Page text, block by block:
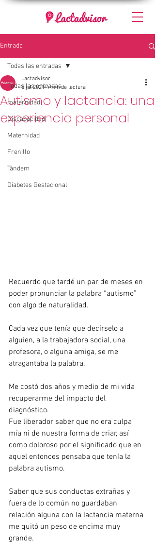
Entrada
Todas las entradas
maternidad
Discapacidad
Maternidad
Frenillo
Tándem
Diabetes Gestacional
Todas las entradas
Autismo y lactancia: una
experiencia personal
Lactadvisor
5 jul 2021 4 min de lectura
Recuerdo que tardé un par de meses en
poder pronunciar la palabra “autismo”
con algo de naturalidad.
Cada vez que tenía que decírselo a
alguien, a la trabajadora social, una
profesora, o alguna amiga, se me
atragantaba la palabra.
Me costó dos años y medio de mi vida
recuperarme del impacto del
diagnóstico.
Fue liberador saber que no era culpa
mía ni de nuestra forma de criar, así
como doloroso por el significado que en
aquel entonces pensaba que tenía la
palabra autismo.
Saber que sus conductas extrañas y
fuera de lo común no guardaban
relación alguna con la lactancia materna
me quitó un peso de encima muy
grande.